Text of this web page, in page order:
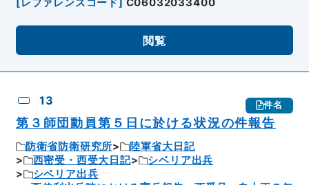
[レファレンスコード] C06032033400
閲覧
13 件名
第３師団動員第５日に於ける状況の件報告
防衛省防衛研究所
陸軍省大日記
西密受・西受大日記
シベリア出兵
シベリア出兵